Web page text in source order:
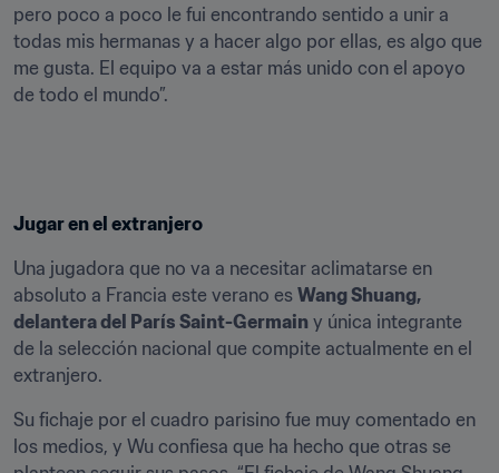
pero poco a poco le fui encontrando sentido a unir a
todas mis hermanas y a hacer algo por ellas, es algo que
me gusta. El equipo va a estar más unido con el apoyo
de todo el mundo”.
Jugar en el extranjero
Una jugadora que no va a necesitar aclimatarse en
absoluto a Francia este verano es Wang Shuang,
delantera del París Saint-Germain y única integrante
de la selección nacional que compite actualmente en el
extranjero.
Su fichaje por el cuadro parisino fue muy comentado en
los medios, y Wu confiesa que ha hecho que otras se